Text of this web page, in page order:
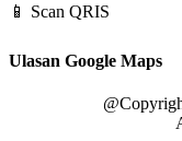
📱 Scan QRIS
Ulasan Google Maps